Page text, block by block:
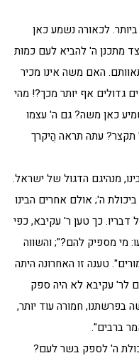
לכאורה נשמע כאן
מתכנן ה' להביא לעם כמות
האם משה אינו מכיר
גדולים אף יותר מכך?! מהי
כאן משה? גם ה' עצמו
עתה תראה הֲיקרך
מנהיגם הדגול של ישראל.
ה'; אולם אחרים הבינו
כך טען ר' עקיבא, כפי
מי מספיק להם?"; והשווה
טענה זו האחרונה היתה
לר' עקיבא לא היה ספק
בפרשתנו, חמורה עוד יותר,
ברבים".
ה' לספק בשר לעם?